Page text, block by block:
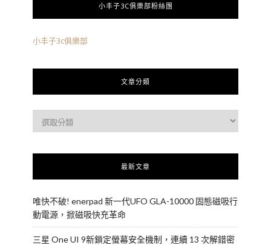
小丰子3C俱樂部粉絲團
小丰子3c俱樂部
文章分類
最新文章
唯快不破! enerpad 新一代UFO GLA-10000 固態磁吸行
動電源，掀磁吸快充革命
三星 One UI 9新鎖定螢幕安全機制，連續 13 次解錯密